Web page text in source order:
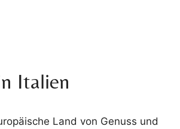
Italien
Land von Genuss und